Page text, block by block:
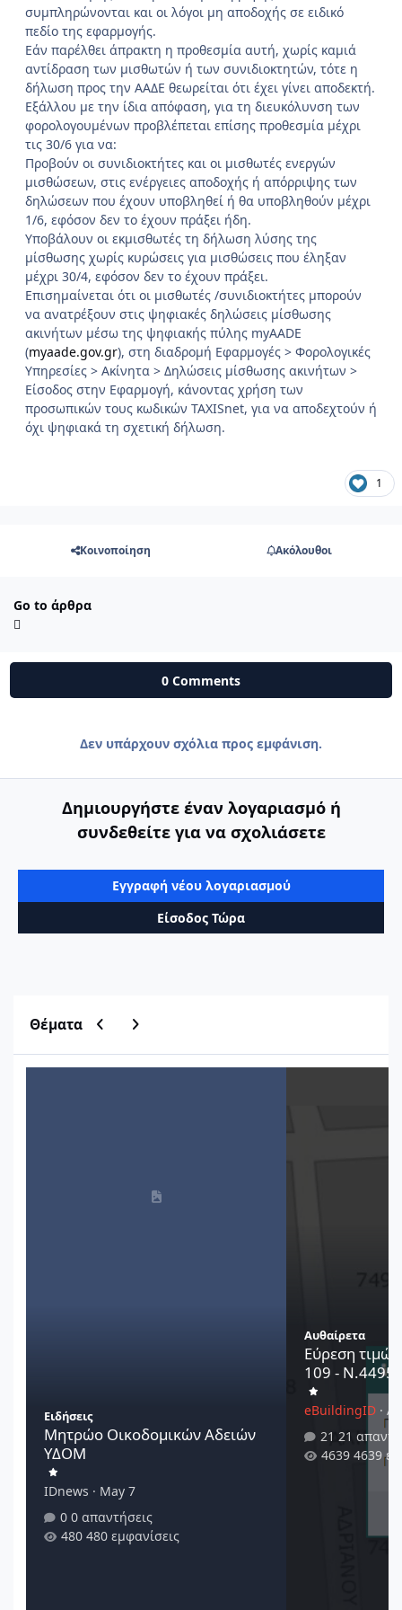
συμπληρώνονται και οι λόγοι μη αποδοχής σε ειδικό
πεδίο της εφαρμογής.
Εάν παρέλθει άπρακτη η προθεσμία αυτή, χωρίς καμιά
αντίδραση των μισθωτών ή των συνιδιοκτητών, τότε η
δήλωση προς την ΑΑΔΕ θεωρείται ότι έχει γίνει αποδεκτή.
Εξάλλου με την ίδια απόφαση, για τη διευκόλυνση των
φορολογουμένων προβλέπεται επίσης προθεσμία μέχρι
τις 30/6 για να:
Προβούν οι συνιδιοκτήτες και οι μισθωτές ενεργών
μισθώσεων, στις ενέργειες αποδοχής ή απόρριψης των
δηλώσεων που έχουν υποβληθεί ή θα υποβληθούν μέχρι
1/6, εφόσον δεν το έχουν πράξει ήδη.
Υποβάλουν οι εκμισθωτές τη δήλωση λύσης της
μίσθωσης χωρίς κυρώσεις για μισθώσεις που έληξαν
μέχρι 30/4, εφόσον δεν το έχουν πράξει.
Επισημαίνεται ότι οι μισθωτές /συνιδιοκτήτες μπορούν
να ανατρέξουν στις ψηφιακές δηλώσεις μίσθωσης
ακινήτων μέσω της ψηφιακής πύλης myAADE
(myaade.gov.gr), στη διαδρομή Εφαρμογές > Φορολογικές
Υπηρεσίες > Ακίνητα > Δηλώσεις μίσθωσης ακινήτων >
Είσοδος στην Εφαρμογή, κάνοντας χρήση των
προσωπικών τους κωδικών TAXISnet, για να αποδεχτούν ή
όχι ψηφιακά τη σχετική δήλωση.
1
Κοινοποίηση Ακόλουθοι
Go to άρθρα
0 Comments
Δεν υπάρχουν σχόλια προς εμφάνιση.
Δημιουργήστε έναν λογαριασμό ή
συνδεθείτε για να σχολιάσετε
Εγγραφή νέου λογαριασμού
Είσοδος Τώρα
Θέματα Previous carousel slide
Next carousel slide
Ειδήσεις
Μητρώο Οικοδομικών Αδειών
ΥΔΟΜ
IDnews · May 7
0 απαντήσεις
480 εμφανίσεις
Αυθαίρετα
Εύρεση
109 -
eBuildingID·
21
4639